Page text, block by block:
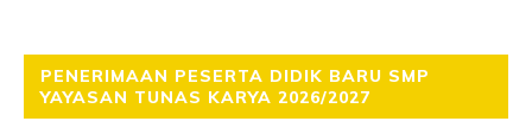
PENERIMAAN PESERTA DIDIK BARU SMP
YAYASAN TUNAS KARYA 2026/2027